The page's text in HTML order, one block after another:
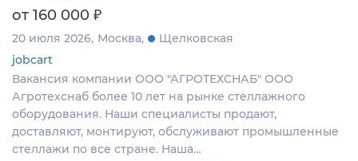
от 160 000 ₽
20 июля 2026 Москва
Щелковская
jobcart
Вакансия компании ООО "АГРОТЕХСНАБ" ООО
Агротехснаб более 10 лет на рынке стеллажного
оборудования. Наши специалисты продают,
доставляют, монтируют, обслуживают промышленные
стеллажи по все стране. Наша…